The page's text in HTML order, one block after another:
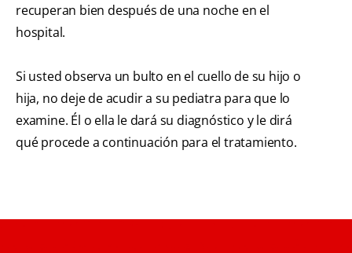
recuperan bien después de una noche en el
hospital.
Si usted observa un bulto en el cuello de su hijo o
hija, no deje de acudir a su pediatra para que lo
examine. Él o ella le dará su diagnóstico y le dirá
qué procede a continuación para el tratamiento.